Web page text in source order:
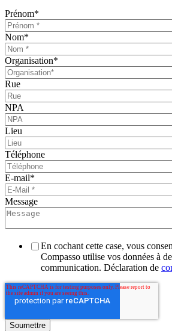
Prénom*
Nom*
Organisation*
Rue
NPA
Lieu
Téléphone
E-mail*
Message
En cochant cette case, vous
Compasso utilise vos données à
communication. Déclaration de